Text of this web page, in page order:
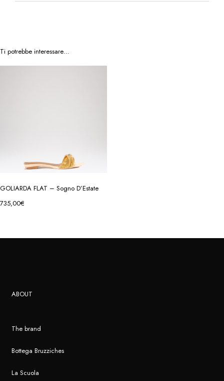
Ti potrebbe interessare…
GOLIARDA FLAT – Sogno D’Estate
735,00€
ABOUT
The brand
Bottega Bruzziches
La Scuola